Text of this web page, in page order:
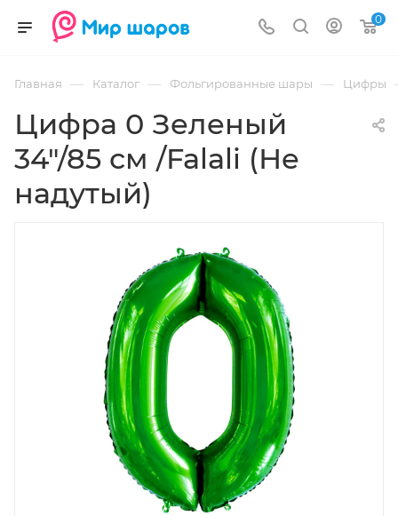
0
Главная — Каталог — Фольгированные шары — Цифры
Цифра 0 Зеленый
34"/85 см /Falali (Не
надутый)